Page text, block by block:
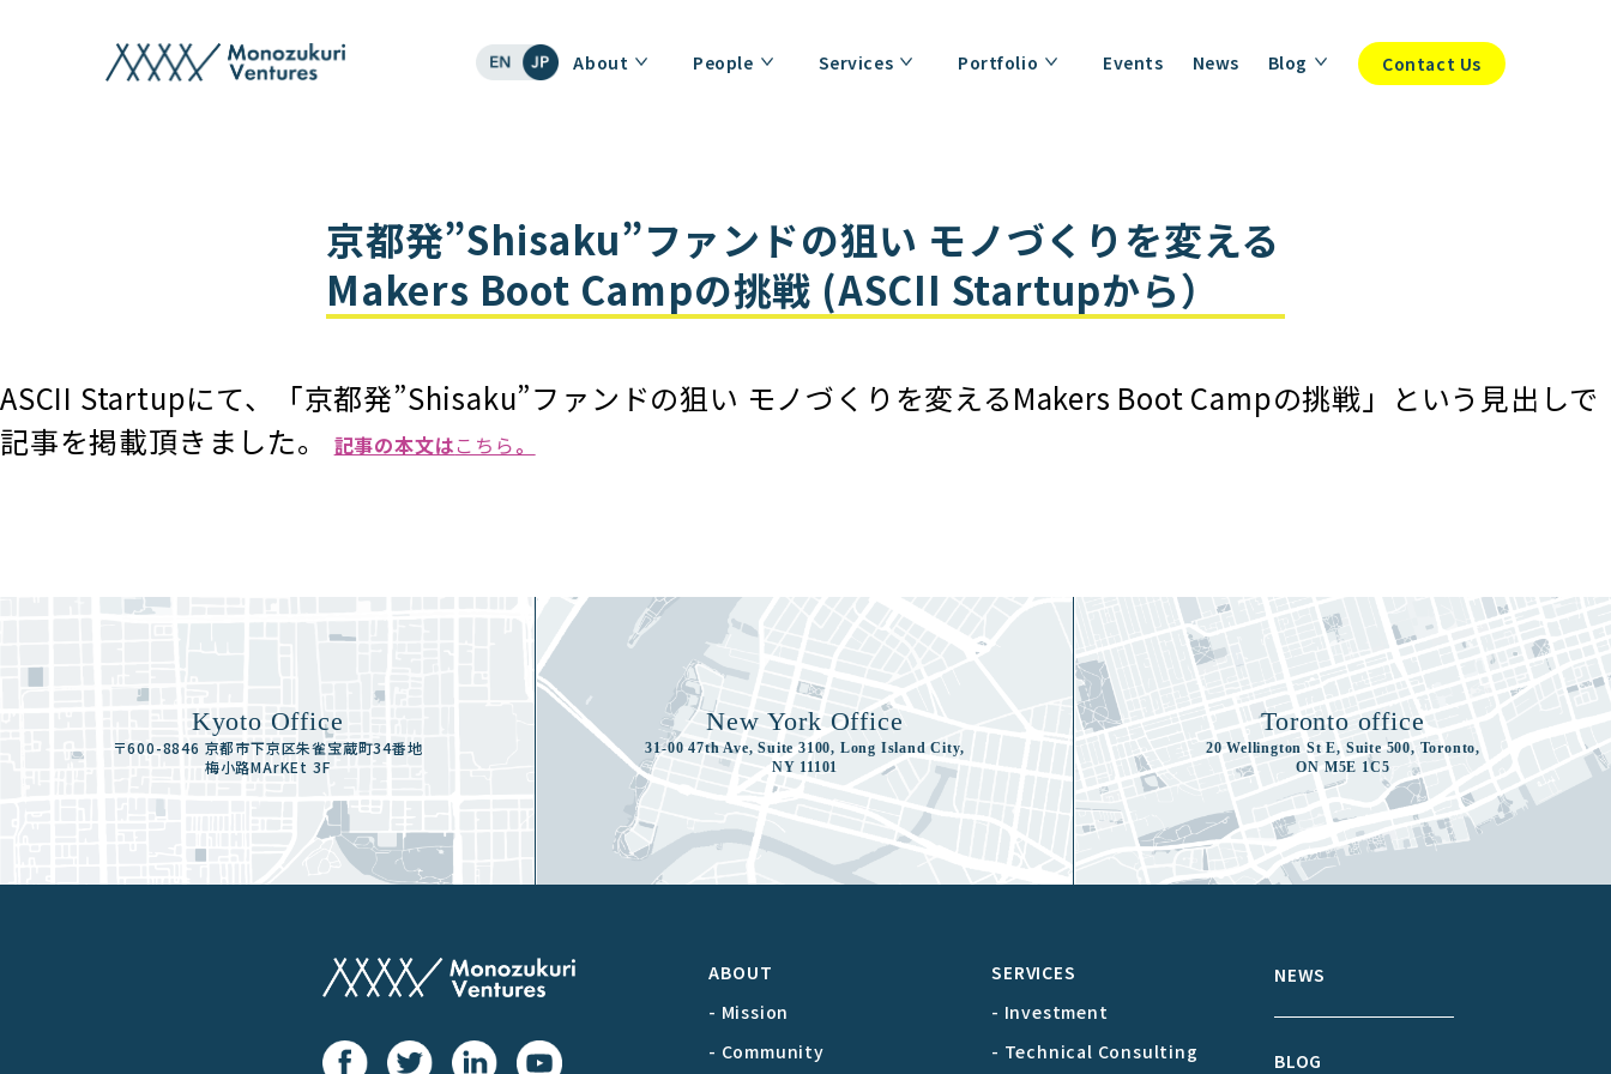
About People Services Portfolio Events News Blog Contact Us
京都発”Shisaku”ファンドの狙い モノづくりを変える
Makers Boot Campの挑戦 (ASCII Startupから）
ASCII Startupにて、「京都発”Shisaku”ファンドの狙い モノづくりを変えるMakers Boot Campの挑戦」という見出しで
記事を掲載頂きました。
記事の本文はこちら。
Kyoto Office
〒600-8846 京都市下京区朱雀宝蔵町34番地
梅小路MArKEt 3F
New York Office
31-00 47th Ave, Suite 3100, Long Island City,
NY 11101
Toronto office
20 Wellington St E, Suite 500, Toronto,
ON M5E 1C5
ABOUT
- Mission
- Community
SERVICES
- Investment
- Technical Consulting
NEWS
BLOG